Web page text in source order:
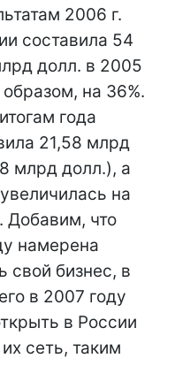
2006 г.
составила 54
долл. в 2005
на 36%.
года
21,58 млрд
млрд долл.), а
на
Добавим, что
намерена
свой бизнес, в
в 2007 году
в России
сеть, таким